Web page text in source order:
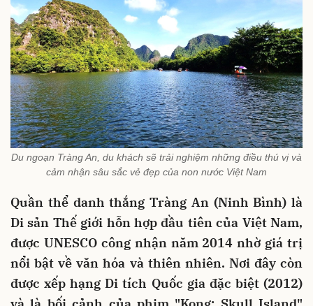
Du ngoạn Tràng An, du khách sẽ trải nghiệm những điều thú vị và
cảm nhận sâu sắc vẻ đẹp của non nước Việt Nam
Quần thể danh thắng Tràng An (Ninh Bình) là
Di sản Thế giới hỗn hợp đầu tiên của Việt Nam,
được UNESCO công nhận năm 2014 nhờ giá trị
nổi bật về văn hóa và thiên nhiên. Nơi đây còn
được xếp hạng Di tích Quốc gia đặc biệt (2012)